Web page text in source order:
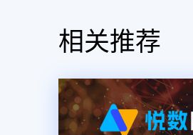
相关推荐